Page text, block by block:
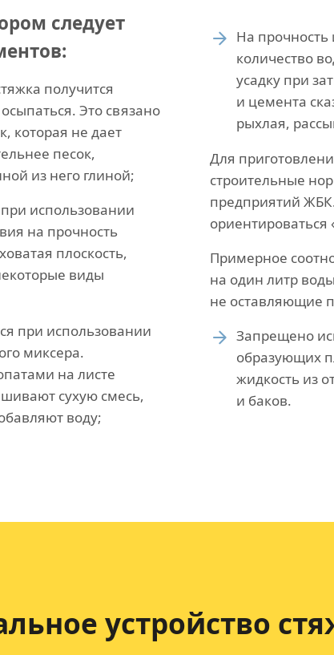
следует
получится
Это связано
которая не дает
песок,
из него глиной;
использовании
на прочность
плоскость,
виды
при использовании
миксера.
на листе
сухую смесь,
воду;
На прочность
количество
усадку при
и цемента
рыхлая,
Для
строительные
предприятий
Примерное
на один литр
не оставляющие
Запрещено
образующих
жидкость из
и баков.
устройство